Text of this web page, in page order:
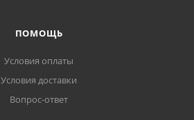
ПОМОЩЬ
Условия оплаты
Условия доставки
Вопрос-ответ